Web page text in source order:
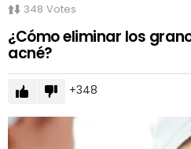
348 Votes
¿Cómo eliminar los
acné?
348